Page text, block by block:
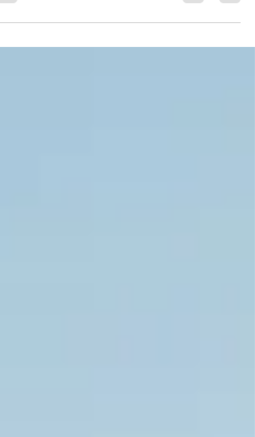
לקרוא כמה צעדים לחזרה רגועה לשגרה